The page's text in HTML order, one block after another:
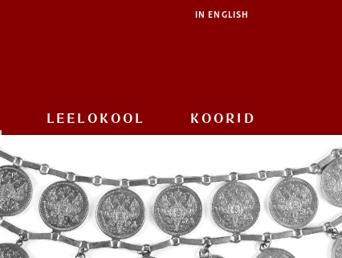
IN ENGLISH
LEELOKOOL KOORID